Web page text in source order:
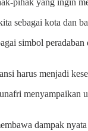
pihak yang ingin
sebagai kota dan
simbol
harus menjadi
menyampaikan
dampak